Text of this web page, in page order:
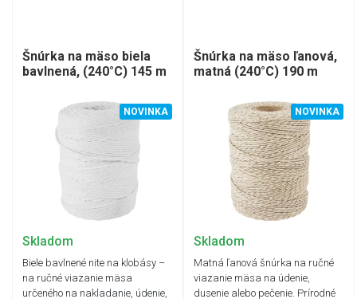
Šnúrka na mäso biela
bavlnená, (240°C) 145 m
NOVINKA
Skladom
Biele bavlnené nite na klobásy –
na ručné viazanie mäsa
určeného na nakladanie, údenie,
Šnúrka na mäso ľanová,
matná (240°C) 190 m
NOVINKA
Skladom
Matná ľanová šnúrka na ručné
viazanie mäsa na údenie,
dusenie alebo pečenie. Prírodné